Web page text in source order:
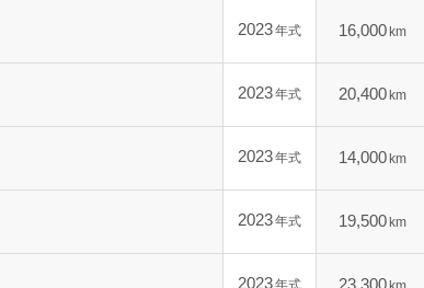
2023年式 16,000 km
2023年式 20,400 km
2023年式 14,000 km
2023年式 19,500 km
2023年式